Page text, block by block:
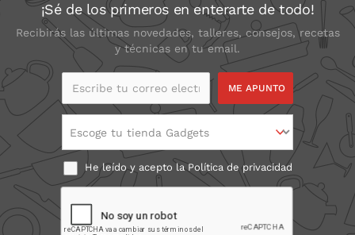
¡Sé de los primeros en enterarte de todo!
Recibirás las últimas novedades, talleres, consejos, recetas
y técnicas en tu email.
Escribe tu correo
Escoge tu tienda Gadgets
He leído y acepto laPolítica de privacidad